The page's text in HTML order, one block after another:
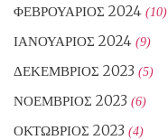
ΦΕΒΡΟΥΆΡΙΟΣ 2024 (10)
ΙΑΝΟΥΆΡΙΟΣ 2024 (9)
ΔΕΚΈΜΒΡΙΟΣ 2023 (5)
ΝΟΈΜΒΡΙΟΣ 2023 (6)
ΟΚΤΏΒΡΙΟΣ 2023 (4)